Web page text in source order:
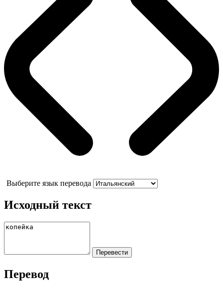
Выберите язык перевода
Исходный текст
Перевод